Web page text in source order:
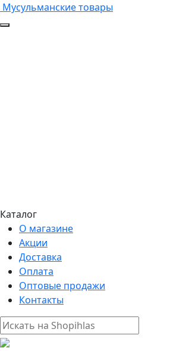
Мусульманские товары
Каталог
О магазине
Акции
Доставка
Оплата
Оптовые продажи
Контакты